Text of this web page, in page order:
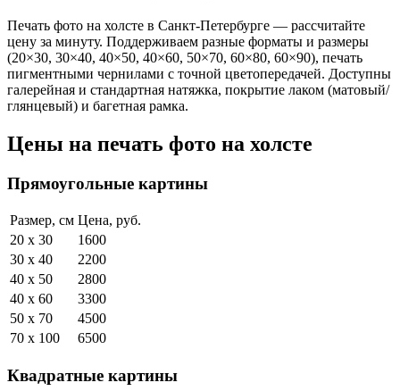
Печать фото на холсте в Санкт‑Петербурге — рассчитайте
цену за минуту. Поддерживаем разные форматы и размеры
(20×30, 30×40, 40×50, 40×60, 50×70, 60×80, 60×90), печать
пигментными чернилами с точной цветопередачей. Доступны
галерейная и стандартная натяжка, покрытие лаком (матовый/
глянцевый) и багетная рамка.
Цены на печать фото на холсте
Прямоугольные картины
Размер, см Цена, руб.
20 x 30
1600
30 x 40
2200
40 x 50
2800
40 x 60
3300
50 x 70
4500
70 x 100
6500
Квадратные картины